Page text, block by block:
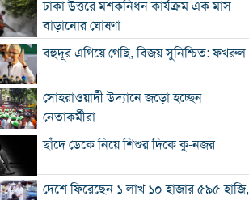
ঢাকা উত্তরে মশকনিধন কার্যক্রম এক মাস
বাড়ানোর ঘোষণা
বহুদূর এগিয়ে গেছি, বিজয় সুনিশ্চিত: ফখরুল
সোহরাওয়ার্দী উদ্যানে জড়ো হচ্ছেন
নেতাকর্মীরা
ছাঁদে ডেকে নিয়ে শিশুর দিকে কু-নজর
দেশে ফিরেছেন ১ লাখ ১০ হাজার ৫৯৫ হাজি,